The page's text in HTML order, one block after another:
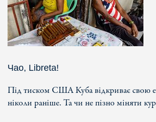
Чао, Libreta!
Під тиском США Куба відкриває свою
ніколи раніше. Та чи не пізно міняти